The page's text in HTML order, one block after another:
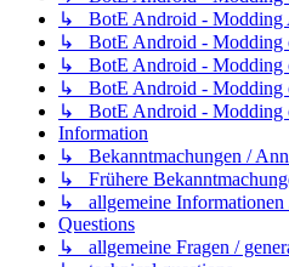
↳ BotE Android - Modding
↳ BotE Android - Modding
↳ BotE Android - Modding
↳ BotE Android - Modding
↳ BotE Android - Modding
Information
↳ Bekanntmachungen /
↳ Frühere
↳ allgemeine Informationen
Questions
↳ allgemeine Fragen /